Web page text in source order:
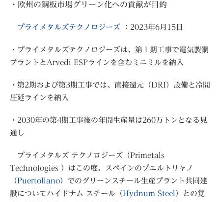
・欧州の鋼板市場グリーン化への貢献が目的
プライメタルズテクノロジーズ ：2023年6月15日
・プライメタルズテクノロジーズは、第１期工事で電気製鋼
プラントとArvedi ESPラインを含むミニミルを納入
・第2期および第3期工事では、直接還元（DRI）設備と冷間
圧延ラインを納入
・2030年の第4期工事後の年間生産量は260万トンとなる見
通し
プライメタルズ テクノロジーズ（Primetals
Technologies ）はこの度、スペインのプエルトリャノ
（ Puertollano）でのグリーンスチール生産プラント共同建
設についてハイドナム スチール（ Hydnum Steel ）との覚